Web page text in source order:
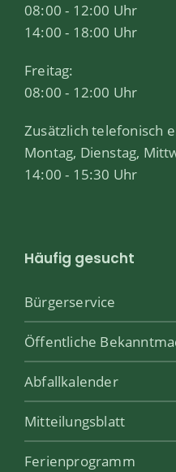
08:00 - 12:00 Uhr
14:00 - 18:00 Uhr
Freitag:
08:00 - 12:00 Uhr
Zusätzlich telefonisch
Montag, Dienstag,
14:00 - 15:30 Uhr
Häufig gesucht
Bürgerservice
Öffentliche
Abfallkalender
Mitteilungsblatt
Ferienprogramm